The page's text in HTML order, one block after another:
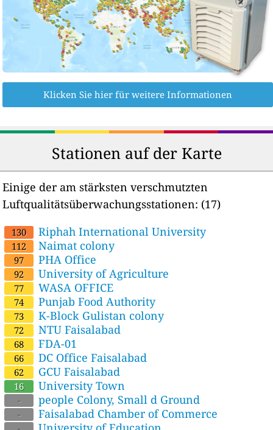
Klicken Sie hier für weitere Informationen
Stationen auf der Karte
Einige der am stärksten verschmutzten
Luftqualitätsüberwachungsstationen: (17)
130 Riphah International University
112 Naimat colony
97 PHA Office
92 University of Agriculture
77 WASA OFFICE
74 Punjab Food Authority
73 K-Block Gulistan colony
72 NTU Faisalabad
68 FDA-01
66 DC Office Faisalabad
62 GCU Faisalabad
16 University Town
- people Colony, Small d Ground
- Faisalabad Chamber of Commerce